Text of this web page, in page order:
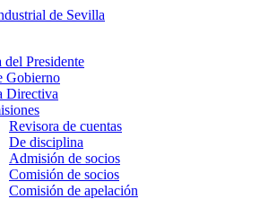
Presidente
Gobierno
Directiva
Revisora de cuentas
De disciplina
Admisión de socios
Comisión de socios
Comisión de apelación